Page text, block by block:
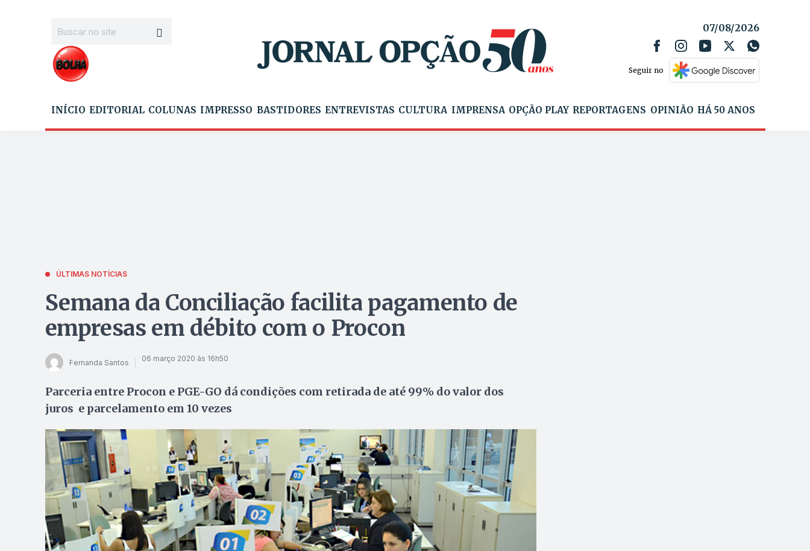
07/08/2026
Seguir no
INÍCIO EDITORIAL COLUNAS IMPRESSO BASTIDORES ENTREVISTAS CULTURA IMPRENSA OPÇÃO PLAY REPORTAGENS OPINIÃO HÁ 50 ANOS
ÚLTIMAS NOTÍCIAS
Semana da Conciliação facilita pagamento de
empresas em débito com o Procon
Fernanda Santos 06 março 2020 às 16h50
Parceria entre Procon e PGE-GO dá condições com retirada de até 99% do valor dos
juros e parcelamento em 10 vezes